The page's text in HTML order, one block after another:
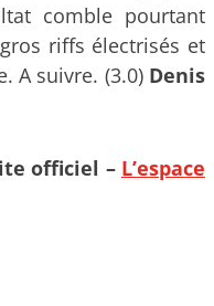
comble pourtant
riffs électrisés et
A suivre. (3.0) Denis
officiel – L’espace